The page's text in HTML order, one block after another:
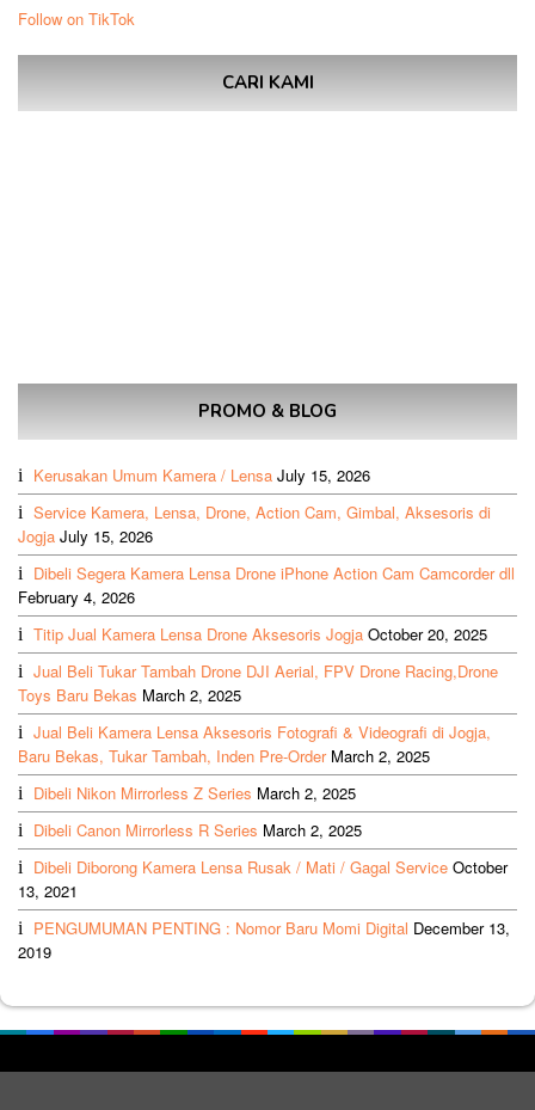
Follow on TikTok
CARI KAMI
PROMO & BLOG
Kerusakan Umum Kamera / Lensa July 15, 2026
Service Kamera, Lensa, Drone, Action Cam, Gimbal, Aksesoris di
Jogja July 15, 2026
Dibeli Segera Kamera Lensa Drone iPhone Action Cam Camcorder dll
February 4, 2026
Titip Jual Kamera Lensa Drone Aksesoris Jogja October 20, 2025
Jual Beli Tukar Tambah Drone DJI Aerial, FPV Drone Racing,Drone
Toys Baru Bekas March 2, 2025
Jual Beli Kamera Lensa Aksesoris Fotografi & Videografi di Jogja,
Baru Bekas, Tukar Tambah, Inden Pre-Order March 2, 2025
Dibeli Nikon Mirrorless Z Series March 2, 2025
Dibeli Canon Mirrorless R Series March 2, 2025
Dibeli Diborong Kamera Lensa Rusak / Mati / Gagal Service October
13, 2021
PENGUMUMAN PENTING : Nomor Baru Momi Digital December 13,
2019